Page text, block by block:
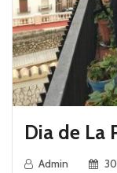
Dia de La
Admin